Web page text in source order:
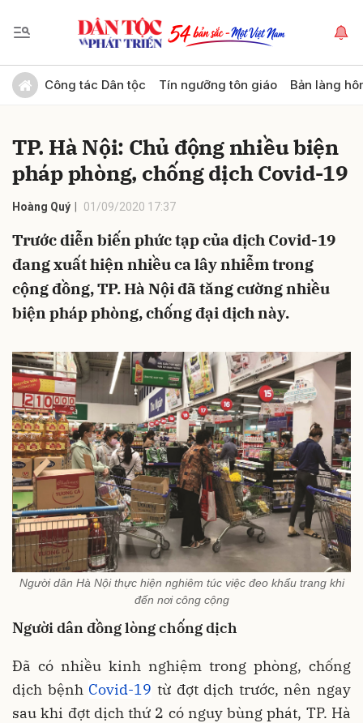
Công tác Dân tộc Tín ngưỡng tôn giáo Bản làng
TP. Hà Nội: Chủ động nhiều biện
pháp phòng, chống dịch Covid-19
Hoàng Quý 01/09/2020 17:37
Trước diễn biến phức tạp của dịch Covid-19
đang xuất hiện nhiều ca lây nhiễm trong
cộng đồng, TP. Hà Nội đã tăng cường nhiều
biện pháp phòng, chống đại dịch này.
Người dân Hà Nội thực hiện nghiêm túc việc đeo khẩu trang khi
đến nơi công cộng
Người dân đồng lòng chống dịch
Đã có nhiều kinh nghiệm trong phòng, chống
dịch bệnh Covid-19 từ đợt dịch trước, nên ngay
sau khi đợt dịch thứ 2 có nguy bùng phát, TP. Hà
Gửi bình luận
Hủy Gửi